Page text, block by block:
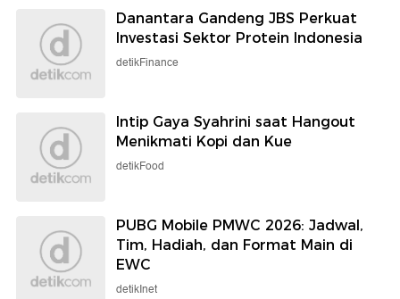
Danantara Gandeng JBS Perkuat
Investasi Sektor Protein Indonesia
detikFinance
Intip Gaya Syahrini saat Hangout
Menikmati Kopi dan Kue
detikFood
PUBG Mobile PMWC 2026: Jadwal,
Tim, Hadiah, dan Format Main di
EWC
detikInet